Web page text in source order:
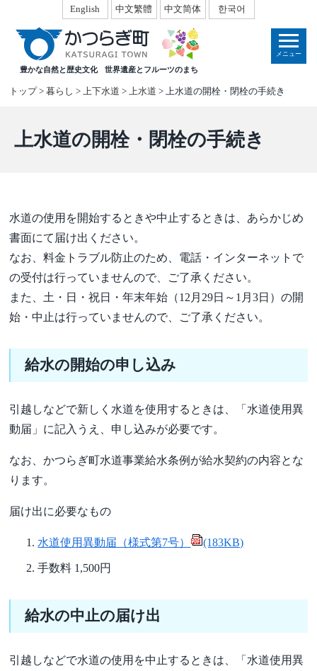
豊かな自然と歴史文化 世界遺産とフルーツのまち
English 中文繁體 中文简体 한국어
メニュー
トップ>暮らし > 上下水道 > 上水道 > 上水道の開栓・閉栓の手続き
上水道の開栓・閉栓の手続き
水道の使用を開始するときや中止するときは、あらかじめ
書面にて届け出ください。
なお、料金トラブル防止のため、電話・インターネットで
の受付は行っていませんので、ご了承ください。
また、土・日・祝日・年末年始（12月29日～1月3日）の開
始・中止は行っていませんので、ご了承ください。
給水の開始の申し込み
引越しなどで新しく水道を使用するときは、「水道使用異
動届」に記入うえ、申し込みが必要です。
なお、かつらぎ町水道事業給水条例が給水契約の内容とな
ります。
届け出に必要なもの
水道使用異動届（様式第7号） (183KB)
手数料 1,500円
給水の中止の届け出
引越しなどで水道の使用を中止するときは、「水道使用異